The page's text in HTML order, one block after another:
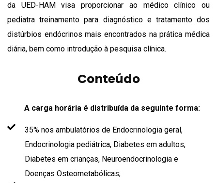
da UED-HAM visa proporcionar ao médico clínico ou
pediatra treinamento para diagnóstico e tratamento dos
distúrbios endócrinos mais encontrados na prática médica
diária, bem como introdução à pesquisa clínica.
Conteúdo
A carga horária é distribuída da seguinte forma:
35% nos ambulatórios de Endocrinologia geral,
Endocrinologia pediátrica, Diabetes em adultos,
Diabetes em crianças, Neuroendocrinologia e
Doenças Osteometabólicas;